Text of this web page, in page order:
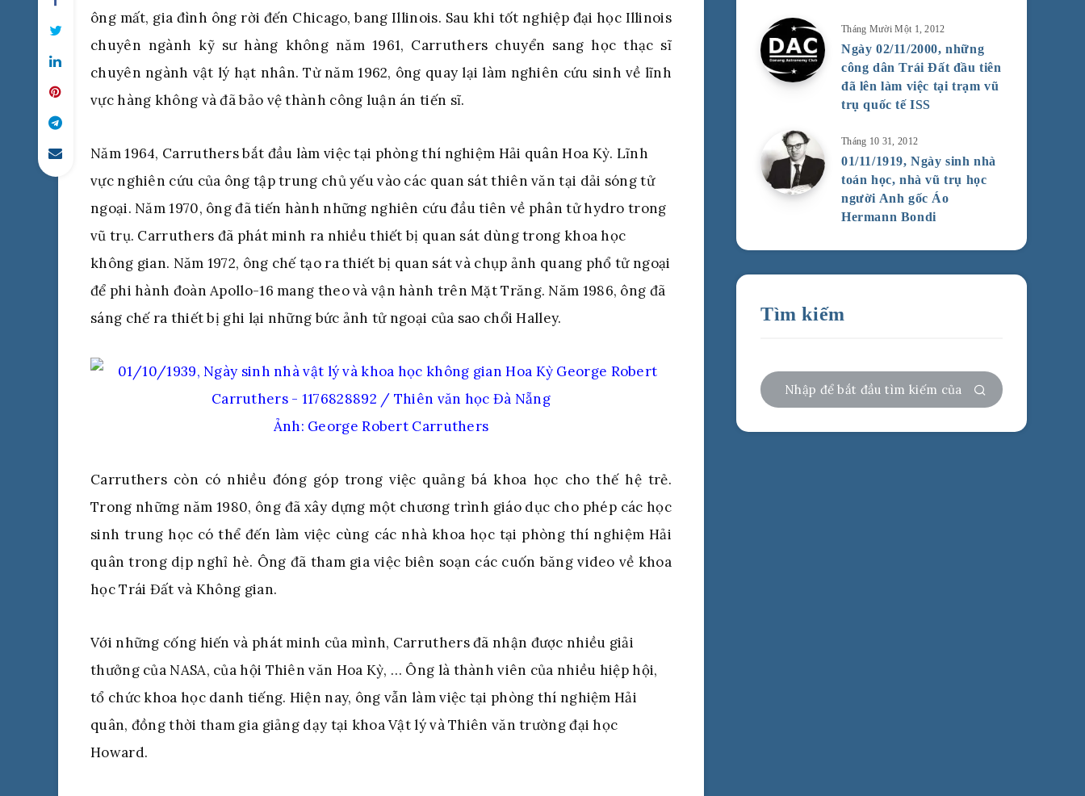
ông mất, gia đình ông rời đến Chicago, bang Illinois. Sau khi tốt nghiệp đại học Illinois
chuyên ngành kỹ sư hàng không năm 1961, Carruthers chuyển sang học thạc sĩ
chuyên ngành vật lý hạt nhân. Từ năm 1962, ông quay lại làm nghiên cứu sinh về lĩnh
vực hàng không và đã bảo vệ thành công luận án tiến sĩ.
Năm 1964, Carruthers bắt đầu làm việc tại phòng thí nghiệm Hải quân Hoa Kỳ. Lĩnh
vực nghiên cứu của ông tập trung chủ yếu vào các quan sát thiên văn tại dải sóng tử
ngoại. Năm 1970, ông đã tiến hành những nghiên cứu đầu tiên về phân tử hydro trong
vũ trụ. Carruthers đã phát minh ra nhiều thiết bị quan sát dùng trong khoa học
không gian. Năm 1972, ông chế tạo ra thiết bị quan sát và chụp ảnh quang phổ tử ngoại
để phi hành đoàn Apollo-16 mang theo và vận hành trên Mặt Trăng. Năm 1986, ông đã
sáng chế ra thiết bị ghi lại những bức ảnh tử ngoại của sao chổi Halley.
Ảnh: George Robert Carruthers
Carruthers còn có nhiều đóng góp trong việc quảng bá khoa học cho thế hệ trẻ.
Trong những năm 1980, ông đã xây dựng một chương trình giáo dục cho phép các học
sinh trung học có thể đến làm việc cùng các nhà khoa học tại phòng thí nghiệm Hải
quân trong dịp nghỉ hè. Ông đã tham gia việc biên soạn các cuốn băng video về khoa
học Trái Đất và Không gian.
Với những cống hiến và phát minh của mình, Carruthers đã nhận được nhiều giải
thưởng của NASA, của hội Thiên văn Hoa Kỳ, … Ông là thành viên của nhiều hiệp hội,
tổ chức khoa học danh tiếng. Hiện nay, ông vẫn làm việc tại phòng thí nghiệm Hải
quân, đồng thời tham gia giảng dạy tại khoa Vật lý và Thiên văn trường đại học
Howard.
Tháng Mười Một 1, 2012
Ngày 02/11/2000, những
công dân Trái Đất đầu tiên
đã lên làm việc tại trạm vũ
trụ quốc tế ISS
Tháng 10 31, 2012
01/11/1919, Ngày sinh nhà
toán học, nhà vũ trụ học
người Anh gốc Áo
Hermann Bondi
Tìm kiếm